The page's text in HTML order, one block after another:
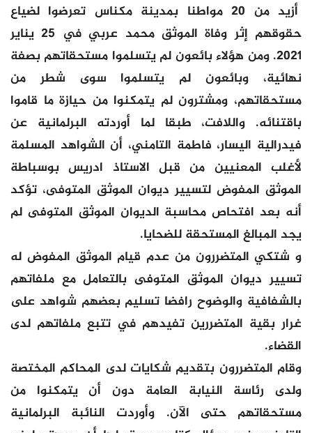
أزيد من 20 مواطنا بمدينة مكناس تعرضوا لضياع
حقوقهم إثر وفاة الموثق محمد عربي في 25 يناير
2021. ومن هؤلاء بائعون لم يتسلموا مستحقاتهم بصفة
نهائية، وبائعون لم يتسلموا سوى شطر من
مستحقاتهم، ومشترون لم يتمكنوا من حيازة ما قاموا
باقتنائه. واللافت، طبقا لما أوردته البرلمانية عن
فيدرالية اليسار، فاطمة التامني، أن الشواهد المسلمة
لأغلب المعنيين من قبل الاستاذ ادريس بوسباطة
الموثق المفوض لتسيير ديوان الموثق المتوفى، تؤكد
أنه بعد افتحاص محاسبة الديوان الموثق المتوفى لم
يجد المبالغ المستحقة للضحايا.
و شتكي المتضررون من عدم قيام الموثق المفوض له
تسيير ديوان الموثق المتوفى بالتعامل مع ملفاتهم
بالشفافية والوضوح رافضا تسليم بعضهم شواهد على
غرار بقية المتضررين تفيدهم في تتبع ملفاتهم لدى
القضاء.
وقام المتضررون بتقديم شكايات لدى المحاكم المختصة
ولدى رئاسة النيابة العامة دون أن يتمكنوا من
مستحقاتهم حتى الآن. وأوردت النائبة البرلمانية